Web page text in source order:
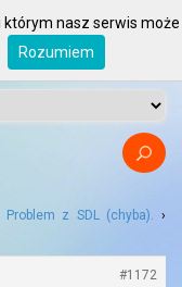
Problem z SDL (chyba). ›
#1172
nasz serwis może
Rozumiem